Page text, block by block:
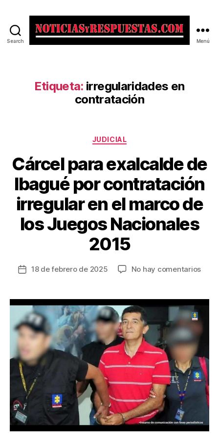
Search Menú
Etiqueta: irregularidades en
contratación
Categorías
JUDICIAL
Cárcel para exalcalde de
Ibagué por contratación
irregular en el marco de
los Juegos Nacionales
2015
Fecha
entrada
18 de febrero de 2025 No hay comentariosen
por
en
el
de
los